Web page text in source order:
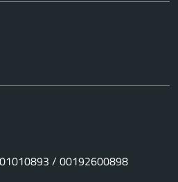
/ 00192600898